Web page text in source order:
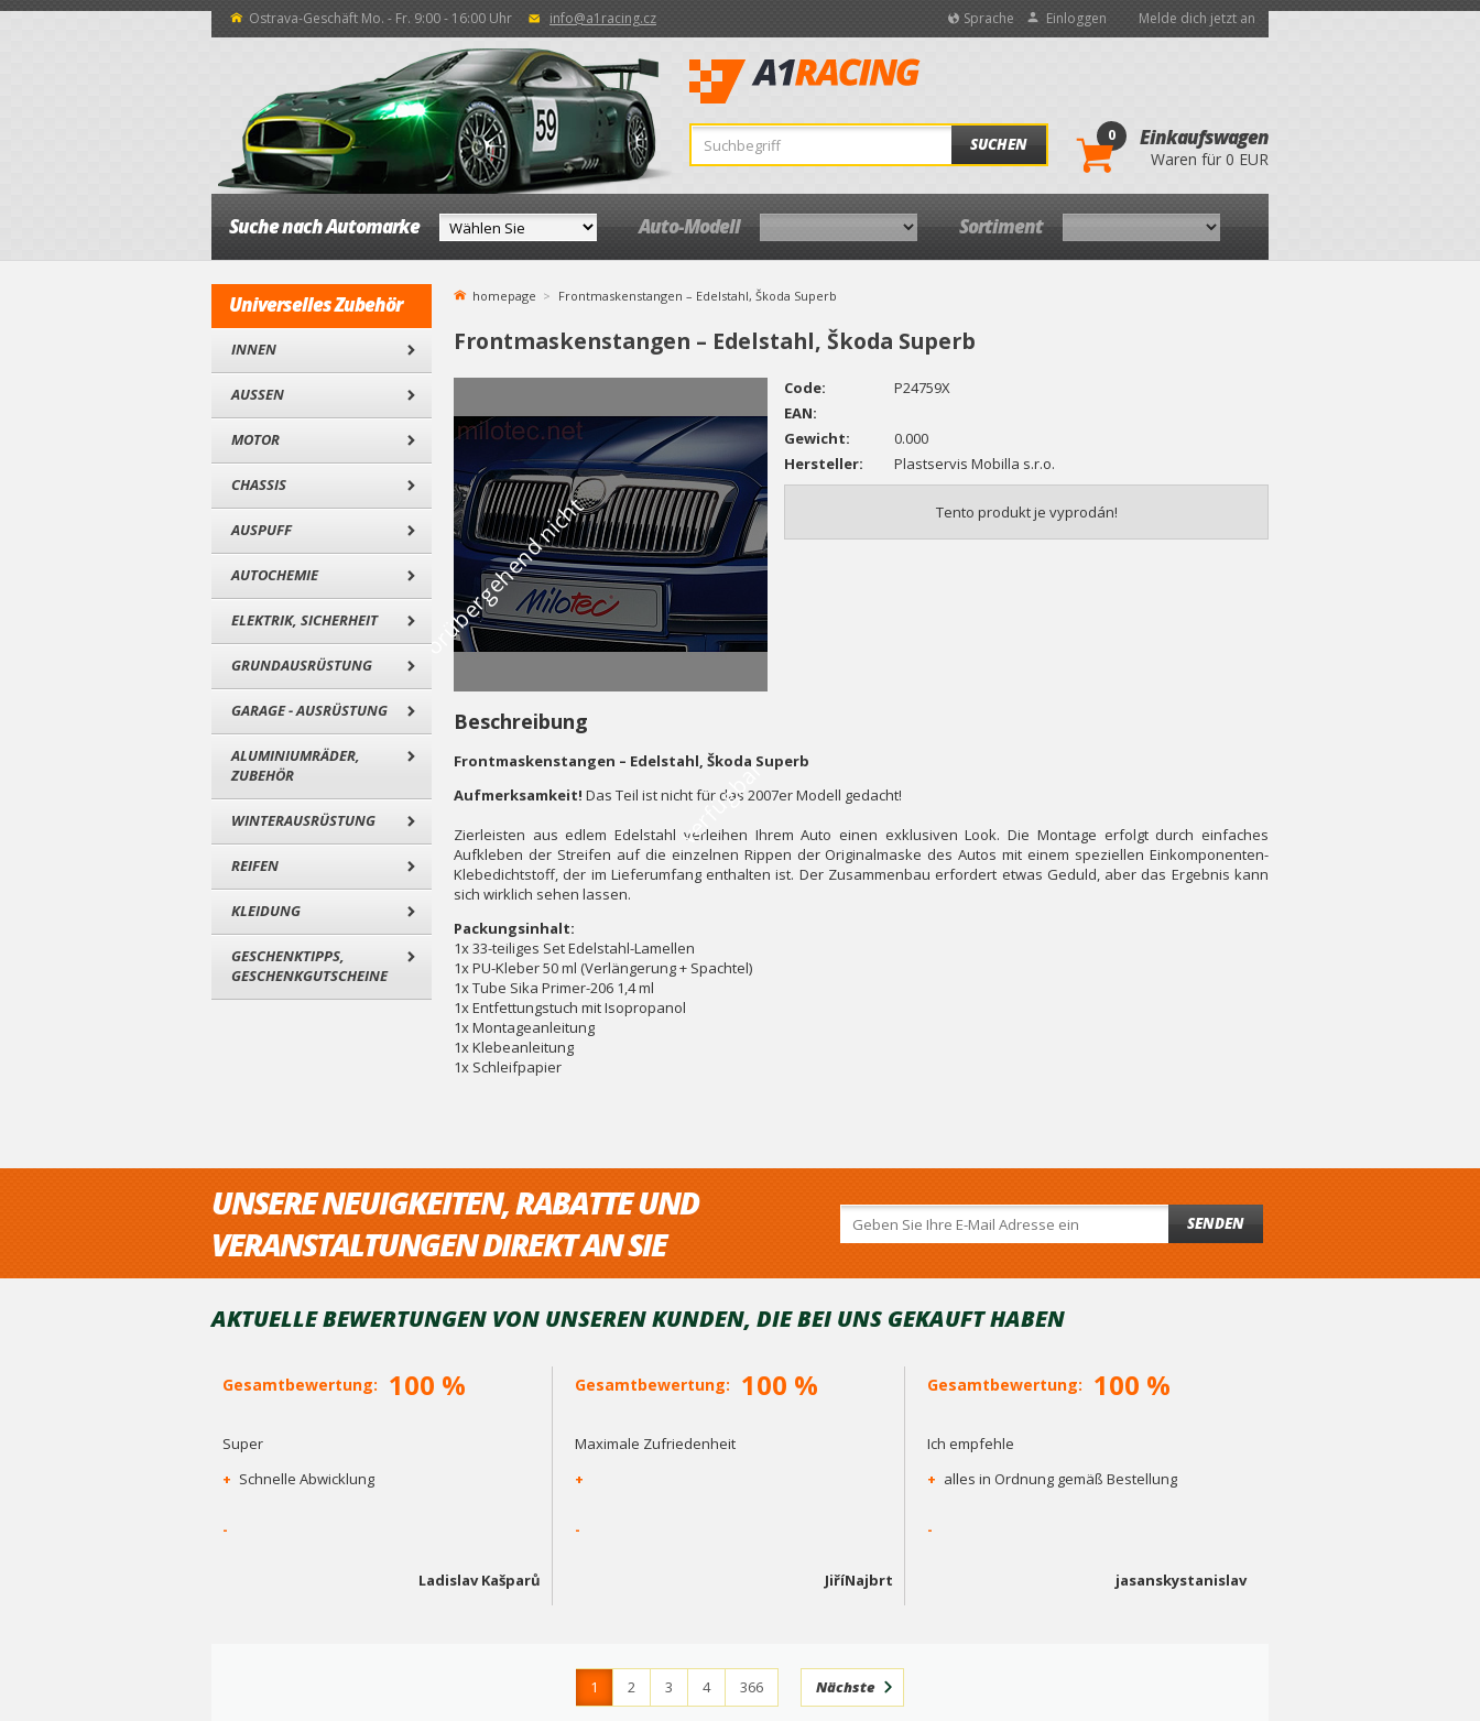
Ostrava-Geschäft Mo. - Fr. 9:00 - 16:00 Uhr info@a1racing.cz Sprache Einloggen Melde dich jetzt an
SUCHEN 0 Einkaufswagen
Waren für 0 EUR
Suche nach Automarke Auto-Modell Sortiment
Universelles Zubehör
INNEN
AUSSEN
MOTOR
CHASSIS
AUSPUFF
AUTOCHEMIE
ELEKTRIK, SICHERHEIT
GRUNDAUSRÜSTUNG
GARAGE - AUSRÜSTUNG
ALUMINIUMRÄDER,
ZUBEHÖR
WINTERAUSRÜSTUNG
REIFEN
KLEIDUNG
GESCHENKTIPPS,
GESCHENKGUTSCHEINE
homepage Frontmaskenstangen – Edelstahl, Škoda Superb
Frontmaskenstangen – Edelstahl, Škoda Superb
V
o
r
ü
b
e
r
g
e
h
e
n
d
n
i
c
h
t
v
e
r
f
ü
g
b
a
r
Code:
P24759X
EAN:
Gewicht:
0.000
Hersteller:
Plastservis Mobilla s.r.o.
Tento produkt je vyprodán!
Beschreibung
Frontmaskenstangen – Edelstahl, Škoda Superb
Aufmerksamkeit! Das Teil ist nicht für das 2007er Modell gedacht!
Zierleisten aus edlem Edelstahl verleihen Ihrem Auto einen exklusiven Look. Die Montage erfolgt durch einfaches
Aufkleben der Streifen auf die einzelnen Rippen der Originalmaske des Autos mit einem speziellen Einkomponenten-
Klebedichtstoff, der im Lieferumfang enthalten ist. Der Zusammenbau erfordert etwas Geduld, aber das Ergebnis kann
sich wirklich sehen lassen.
Packungsinhalt:
1x 33-teiliges Set Edelstahl-Lamellen
1x PU-Kleber 50 ml (Verlängerung + Spachtel)
1x Tube Sika Primer-206 1,4 ml
1x Entfettungstuch mit Isopropanol
1x Montageanleitung
1x Klebeanleitung
1x Schleifpapier
UNSERE NEUIGKEITEN, RABATTE UND
VERANSTALTUNGEN DIREKT AN SIE
SENDEN
AKTUELLE BEWERTUNGEN VON UNSEREN KUNDEN, DIE BEI ​​UNS GEKAUFT HABEN
Gesamtbewertung: 100 %
Super
+ Schnelle Abwicklung
-
Ladislav Kašparů
Gesamtbewertung: 100 %
Maximale Zufriedenheit
+
-
JiříNajbrt
Gesamtbewertung: 100 %
Ich empfehle
+ alles in Ordnung gemäß Bestellung
-
jasanskystanislav
1 2 3 4 366 Nächste